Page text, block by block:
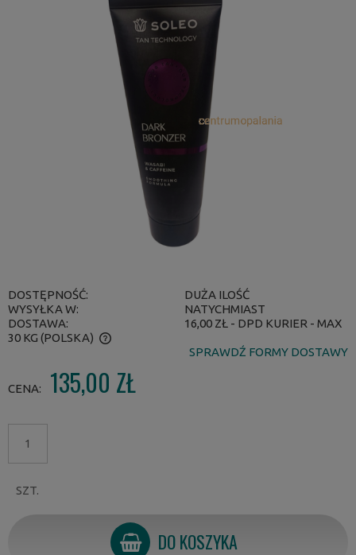
DOSTĘPNOŚĆ:
DUŻA ILOŚĆ
WYSYŁKA W:
NATYCHMIAST
DOSTAWA:
16,00 ZŁ - DPD KURIER - MAX
30 KG (POLSKA)
CENA NIE ZAWIERA EWENTUALNYCH KOSZTÓW PŁATNOŚCI
SPRAWDŹ FORMY DOSTAWY
CENA: 135,00 ZŁ
SZT.
DO KOSZYKA